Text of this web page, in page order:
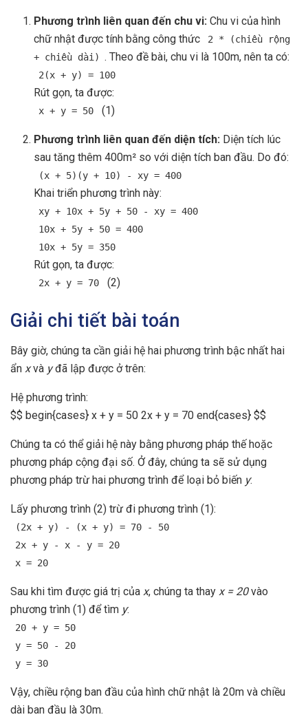
Phương trình liên quan đến chu vi: Chu vi của hình
chữ nhật được tính bằng công thức
2 * (chiều rộng
+ chiều dài)
. Theo đề bài, chu vi là 100m, nên ta có:
2(x + y) = 100
Rút gọn, ta được:
x + y = 50 (1)
Phương trình liên quan đến diện tích: Diện tích lúc
sau tăng thêm 400m² so với diện tích ban đầu. Do đó:
(x + 5)(y + 10) - xy = 400
Khai triển phương trình này:
xy + 10x + 5y + 50 - xy = 400
10x + 5y + 50 = 400
10x + 5y = 350
Rút gọn, ta được:
2x + y = 70 (2)
Giải chi tiết bài toán
Bây giờ, chúng ta cần giải hệ hai phương trình bậc nhất hai
ẩn xvà yđã lập được ở trên:
Hệ phương trình:
$$ begin{cases} x + y = 50 2x + y = 70 end{cases} $$
Chúng ta có thể giải hệ này bằng phương pháp thế hoặc
phương pháp cộng đại số. Ở đây, chúng ta sẽ sử dụng
phương pháp trừ hai phương trình để loại bỏ biến y:
Lấy phương trình (2) trừ đi phương trình (1):
(2x + y) - (x + y) = 70 - 50
2x + y - x - y = 20
x = 20
Sau khi tìm được giá trị của x, chúng ta thay x = 20vào
phương trình (1) để tìm y:
20 + y = 50
y = 50 - 20
y = 30
Vậy, chiều rộng ban đầu của hình chữ nhật là 20m và chiều
dài ban đầu là 30m.